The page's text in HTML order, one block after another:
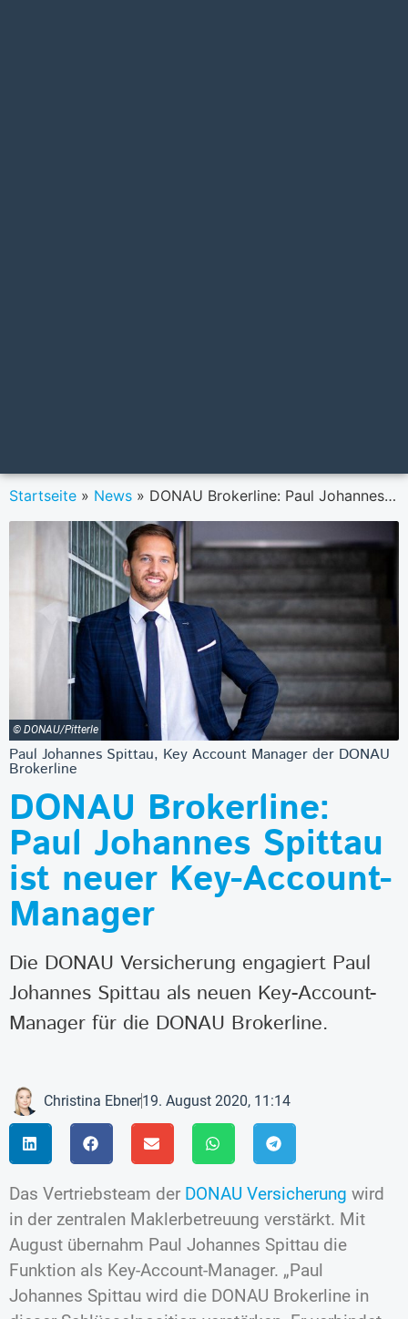
Startseite » News » DONAU Brokerline: Paul Johannes Spittau ist neuer Key-Account-Manager
© DONAU/Pitterle
Paul Johannes Spittau, Key Account Manager der DONAU
Brokerline
DONAU Brokerline:
Paul Johannes Spittau
ist neuer Key-Account-
Manager
Die DONAU Versicherung engagiert Paul
Johannes Spittau als neuen Key-Account-
Manager für die DONAU Brokerline.
Christina Ebner19. August 2020, 11:14
Das Vertriebsteam der DONAU Versicherung wird
in der zentralen Maklerbetreuung verstärkt. Mit
August übernahm Paul Johannes Spittau die
Funktion als Key-Account-Manager. „Paul
Johannes Spittau wird die DONAU Brokerline in